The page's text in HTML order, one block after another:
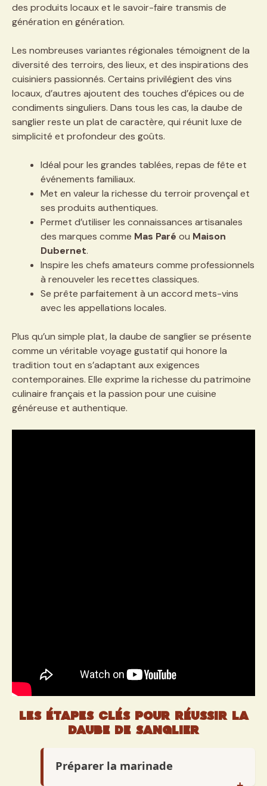
des produits locaux et le savoir-faire transmis de
génération en génération.
Les nombreuses variantes régionales témoignent de la
diversité des terroirs, des lieux, et des inspirations des
cuisiniers passionnés. Certains privilégient des vins
locaux, d’autres ajoutent des touches d’épices ou de
condiments singuliers. Dans tous les cas, la daube de
sanglier reste un plat de caractère, qui réunit luxe de
simplicité et profondeur des goûts.
Idéal pour les grandes tablées, repas de fête et
événements familiaux.
Met en valeur la richesse du terroir provençal et
ses produits authentiques.
Permet d’utiliser les connaissances artisanales
des marques comme Mas Paré ou Maison
Dubernet.
Inspire les chefs amateurs comme professionnels
à renouveler les recettes classiques.
Se prête parfaitement à un accord mets-vins
avec les appellations locales.
Plus qu’un simple plat, la daube de sanglier se présente
comme un véritable voyage gustatif qui honore la
tradition tout en s’adaptant aux exigences
contemporaines. Elle exprime la richesse du patrimoine
culinaire français et la passion pour une cuisine
généreuse et authentique.
Les étapes clés pour réussir la
daube de sanglier
Préparer la marinade